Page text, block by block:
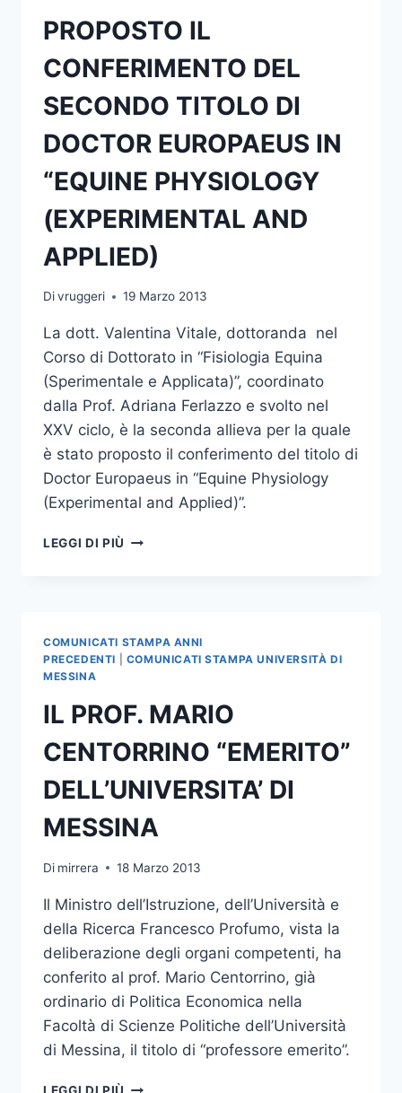
PROPOSTO IL
CONFERIMENTO DEL
SECONDO TITOLO DI
DOCTOR EUROPAEUS IN
“EQUINE PHYSIOLOGY
(EXPERIMENTAL AND
APPLIED)
Divruggeri 19 Marzo 2013
La dott. Valentina Vitale, dottoranda nel
Corso di Dottorato in “Fisiologia Equina
(Sperimentale e Applicata)”, coordinato
dalla Prof. Adriana Ferlazzo e svolto nel
XXV ciclo, è la seconda allieva per la quale
è stato proposto il conferimento del titolo di
Doctor Europaeus in “Equine Physiology
(Experimental and Applied)”.
LEGGI DI PIÙ PROPOSTO
DI
IN
“EQUINE
PHYSIOLOGY
(EXPERIMENTAL
AND
APPLIED)
COMUNICATI STAMPA ANNI
PRECEDENTI
COMUNICATI STAMPA UNIVERSITÀ DI
MESSINA
IL PROF. MARIO
CENTORRINO “EMERITO”
DELL’UNIVERSITA’ DI
MESSINA
Di mirrera 18 Marzo 2013
Il Ministro dell’Istruzione, dell’Università e
della Ricerca Francesco Profumo, vista la
deliberazione degli organi competenti, ha
conferito al prof. Mario Centorrino, già
ordinario di Politica Economica nella
Facoltà di Scienze Politiche dell’Università
di Messina, il titolo di “professore emerito”.